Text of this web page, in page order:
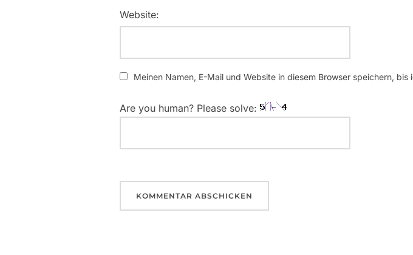
Website:
Meinen Namen, E-Mail und Website in diesem Browser speichern, bis
Are you human? Please solve: